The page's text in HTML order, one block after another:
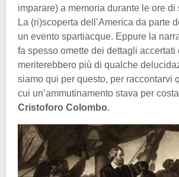
imparare) a memoria durante le ore di
La (ri)scoperta dell’America da parte
un evento spartiacque. Eppure la
fa spesso omette dei dettagli accertati
meriterebbero più di qualche
siamo qui per questo, per raccontarvi
cui un’ammutinamento stava per
Cristoforo Colombo.